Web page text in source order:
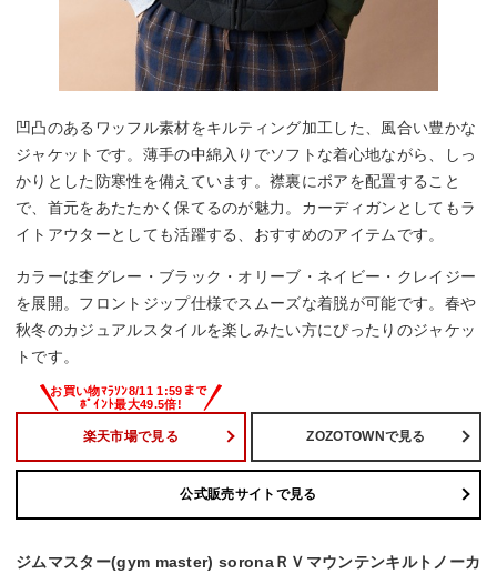
凹凸のあるワッフル素材をキルティング加工した、風合い豊かな
ジャケットです。薄手の中綿入りでソフトな着心地ながら、しっ
かりとした防寒性を備えています。襟裏にボアを配置すること
で、首元をあたたかく保てるのが魅力。カーディガンとしてもラ
イトアウターとしても活躍する、おすすめのアイテムです。
カラーは杢グレー・ブラック・オリーブ・ネイビー・クレイジー
を展開。フロントジップ仕様でスムーズな着脱が可能です。春や
秋冬のカジュアルスタイルを楽しみたい方にぴったりのジャケッ
トです。
楽天市場で見る ZOZOTOWNで見る
公式販売サイトで見る
ジムマスター(gym master) soronaＲＶマウンテンキルトノーカ